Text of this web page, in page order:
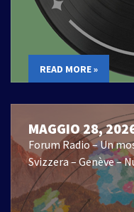
READ MORE »
MAGGIO 28,
Forum Radio – Un
Svizzera – Genève –